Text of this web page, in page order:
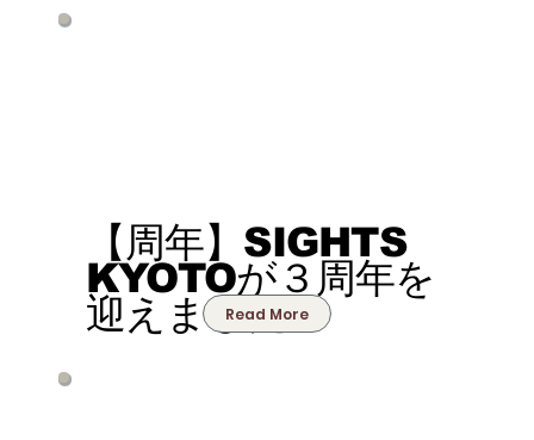
【周年】SIGHTS
KYOTOが３周年を
迎えました
Read More